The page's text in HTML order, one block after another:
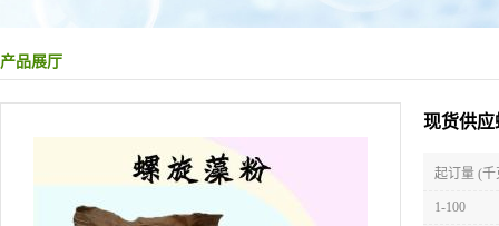
产品展厅
现货供应
起订量 (千
1-100